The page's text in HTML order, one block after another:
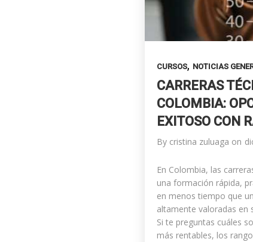
CURSOS, NOTICIAS
CARRERAS
COLOMBIA:
EXITOSO CON
By cristina zuluaga on
En Colombia, las
una formación rápida,
en menos tiempo que
altamente valoradas en
Si te preguntas cuáles
más rentables, los